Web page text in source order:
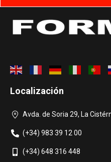
Localización
Avda. de Soria 29, La
(+34) 983 39 12 00
(+34) 648 316 448